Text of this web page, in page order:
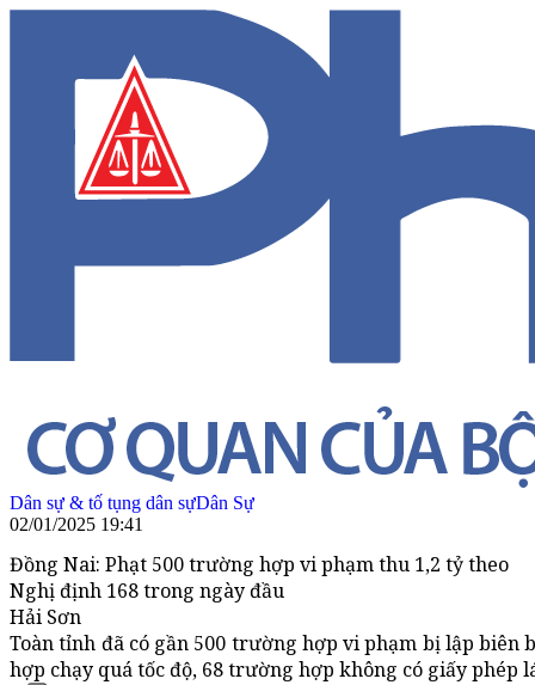
Dân sự & tố tụng dân sựDân Sự
02/01/2025 19:41
Đồng Nai: Phạt 500 trường hợp vi phạm thu 1,2 tỷ theo
Nghị định 168 trong ngày đầu
Hải Sơn
Toàn tỉnh đã có gần 500 trường hợp vi phạm bị lập
hợp chạy quá tốc độ, 68 trường hợp không có giấy phép